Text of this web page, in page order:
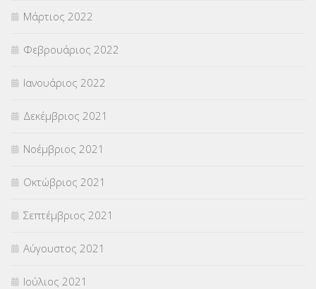
Μάρτιος 2022
Φεβρουάριος 2022
Ιανουάριος 2022
Δεκέμβριος 2021
Νοέμβριος 2021
Οκτώβριος 2021
Σεπτέμβριος 2021
Αύγουστος 2021
Ιούλιος 2021